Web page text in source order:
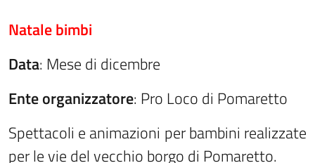
Natale bimbi
Data: Mese di dicembre
Ente organizzatore: Pro Loco di Pomaretto
Spettacoli e animazioni per bambini realizzate
per le vie del vecchio borgo di Pomaretto.